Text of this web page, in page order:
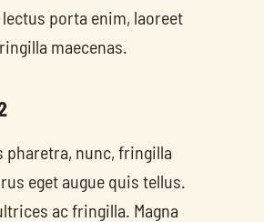
lectus porta enim, laoreet
maecenas.
pharetra, nunc, fringilla
eget augue quis tellus.
ac fringilla. Magna